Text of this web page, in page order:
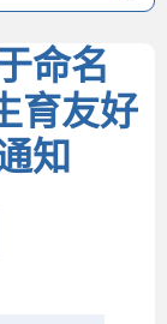
命名
育友好
知